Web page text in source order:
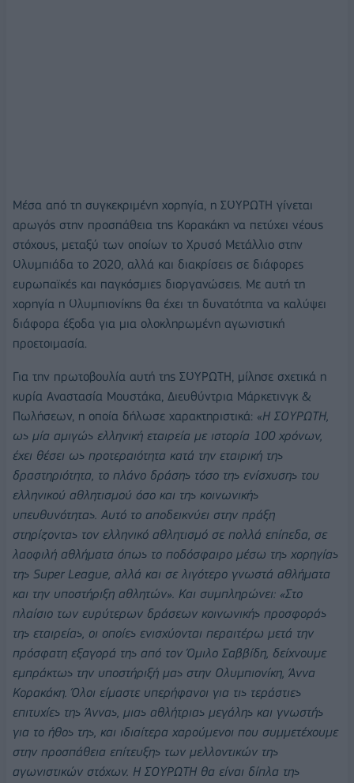
Μέσα από τη συγκεκριμένη χορηγία, η ΣΟΥΡΩΤΗ γίνεται
αρωγός στην προσπάθεια της Κορακάκη να πετύχει νέους
στόχους, μεταξύ των οποίων το Χρυσό Μετάλλιο στην
Ολυμπιάδα το 2020, αλλά και διακρίσεις σε διάφορες
ευρωπαϊκές και παγκόσμιες διοργανώσεις. Με αυτή τη
χορηγία η Ολυμπιονίκης θα έχει τη δυνατότητα να καλύψει
διάφορα έξοδα για μια ολοκληρωμένη αγωνιστική
προετοιμασία.
Για την πρωτοβουλία αυτή της ΣΟΥΡΩΤΗ, μίλησε σχετικά η
κυρία Αναστασία Μουστάκα, Διευθύντρια Μάρκετινγκ &
Πωλήσεων, η οποία δήλωσε χαρακτηριστικά: «Η ΣΟΥΡΩΤΗ,
ως μία αμιγώς ελληνική εταιρεία με ιστορία 100 χρόνων,
έχει θέσει ως προτεραιότητα κατά την εταιρική της
δραστηριότητα, το πλάνο δράσης τόσο της ενίσχυσης του
ελληνικού αθλητισμού όσο και της κοινωνικής
υπευθυνότητας. Αυτό το αποδεικνύει στην πράξη
στηρίζοντας τον ελληνικό αθλητισμό σε πολλά επίπεδα, σε
λαοφιλή αθλήματα όπως το ποδόσφαιρο μέσω της χορηγίας
της Super League, αλλά και σε λιγότερο γνωστά αθλήματα
και την υποστήριξη αθλητών». Και συμπληρώνει: «Στο
πλαίσιο των ευρύτερων δράσεων κοινωνικής προσφοράς
της εταιρείας, οι οποίες ενισχύονται περαιτέρω μετά την
πρόσφατη εξαγορά της από τον Όμιλο Σαββίδη, δείχνουμε
εμπράκτως την υποστήριξή μας στην Ολυμπιονίκη, Άννα
Κορακάκη. Όλοι είμαστε υπερήφανοι για τις τεράστιες
επιτυχίες της Άννας, μιας αθλήτριας μεγάλης και γνωστής
για το ήθος της, και ιδιαίτερα χαρούμενοι που συμμετέχουμε
στην προσπάθεια επίτευξης των μελλοντικών της
αγωνιστικών στόχων. Η ΣΟΥΡΩΤΗ θα είναι δίπλα της